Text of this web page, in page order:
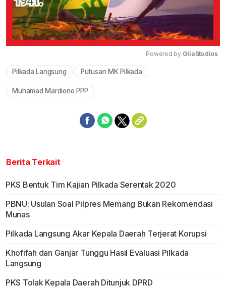
Powered by GliaStudios
Pilkada Langsung Putusan MK Pilkada
Muhamad Mardiono PPP
Berita Terkait
PKS Bentuk Tim Kajian Pilkada Serentak 2020
PBNU: Usulan Soal Pilpres Memang Bukan Rekomendasi
Munas
Pilkada Langsung Akar Kepala Daerah Terjerat Korupsi
Khofifah dan Ganjar Tunggu Hasil Evaluasi Pilkada
Langsung
PKS Tolak Kepala Daerah Ditunjuk DPRD